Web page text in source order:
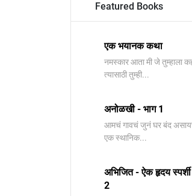
Featured Books
एक भयानक कथा
नमस्कार आता मी जे तुम्हाला
त्यासाठी तुम्ही...
अनोळखी - भाग 1
आमचं गावचं जुनं घर बंद
एक स्थानिक...
अभिजित - ऐक हृदय
2